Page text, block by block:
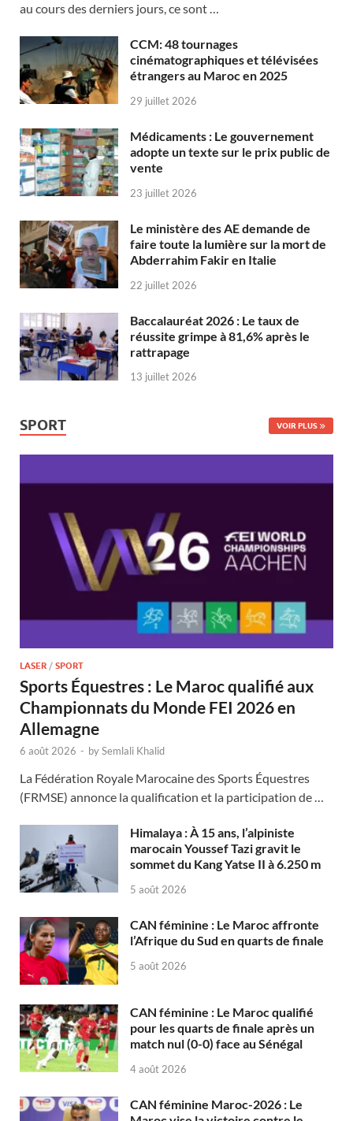
au cours des derniers jours, ce sont …
CCM: 48 tournages
cinématographiques et télévisées
étrangers au Maroc en 2025
29 juillet 2026
Médicaments : Le gouvernement
adopte un texte sur le prix public de
vente
23 juillet 2026
Le ministère des AE demande de
faire toute la lumière sur la mort de
Abderrahim Fakir en Italie
22 juillet 2026
Baccalauréat 2026 : Le taux de
réussite grimpe à 81,6% après le
rattrapage
13 juillet 2026
SPORT VOIR PLUS
LASER / SPORT
Sports Équestres : Le Maroc qualifié aux
Championnats du Monde FEI 2026 en
Allemagne
6 août 2026 - bySemlali Khalid
La Fédération Royale Marocaine des Sports Équestres
(FRMSE) annonce la qualification et la participation de …
Himalaya : À 15 ans, l’alpiniste
marocain Youssef Tazi gravit le
sommet du Kang Yatse II à 6.250 m
5 août 2026
CAN féminine : Le Maroc affronte
l’Afrique du Sud en quarts de finale
5 août 2026
CAN féminine : Le Maroc qualifié
pour les quarts de finale après un
match nul (0-0) face au Sénégal
4 août 2026
CAN féminine Maroc-2026 : Le